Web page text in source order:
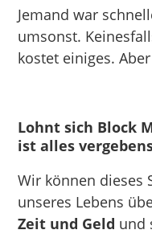
Jemand war
umsonst.
kostet einiges.
Lohnt sich Block
ist alles
Wir können dieses
unseres Lebens
Zeit und Geld und